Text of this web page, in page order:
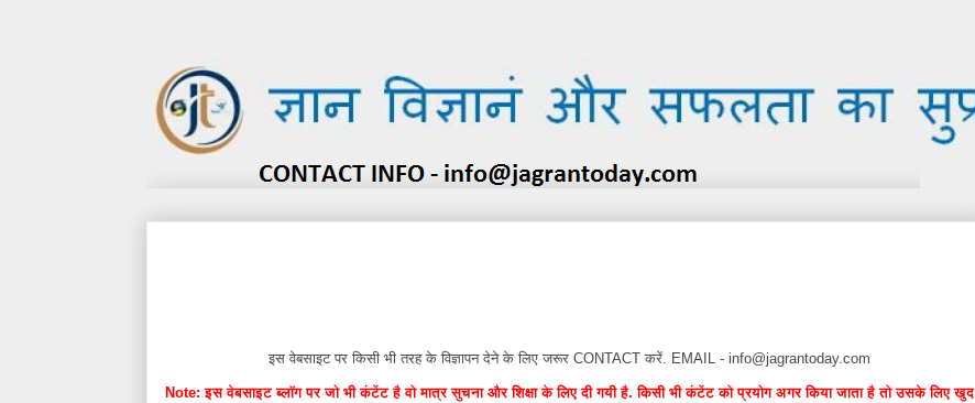
इस वेबसाइट पर किसी भी तरह के विज्ञापन देने के लिए जरूर CONTACT करें. EMAIL - info@jagrantoday.com
Note: इस वेबसाइट ब्लॉग पर जो भी कंटेंट है वो मात्र सुचना और शिक्षा के लिए दी गयी है. किसी भी कंटेंट को प्रयोग अगर किया जाता है तो उसके लिए खुद